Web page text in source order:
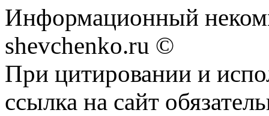
Информационный
shevchenko.ru ©
При цитировании и
ссылка на сайт